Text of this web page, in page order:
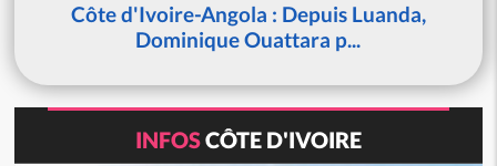
Côte d'Ivoire-Angola : Depuis Luanda,
Dominique Ouattara p...
INFOSCÔTE D'IVOIRE